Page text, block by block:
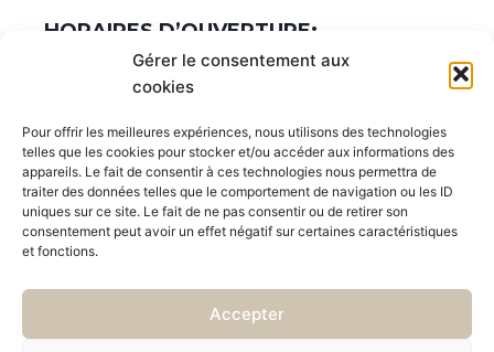
Gérer le consentement aux
cookies
Pour offrir les meilleures expériences, nous utilisons des technologies
telles que les cookies pour stocker et/ou accéder aux informations des
appareils. Le fait de consentir à ces technologies nous permettra de
traiter des données telles que le comportement de navigation ou les ID
uniques sur ce site. Le fait de ne pas consentir ou de retirer son
consentement peut avoir un effet négatif sur certaines caractéristiques
et fonctions.
Accepter
HORAIRES D’OUVERTURE:
Du lundi au vendredi de 08:30 à 12:00 et de
Ouvert le samedi sur rendez-vous :
Prévenez de votre venue en cliquant ici
ou par téléphone au : 03 27 77 89 75
Suivez nous aussi sur les réseaux sociaux